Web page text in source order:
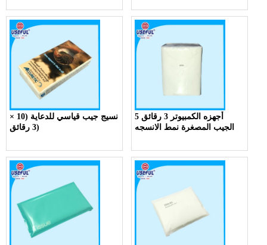
نسيج جيب قياسي للدعاية (10 ×
3 رقائق)
5 أجهزه الكمبيوتر 3 رقائق
الجيب المصغرة نمط الانسجه